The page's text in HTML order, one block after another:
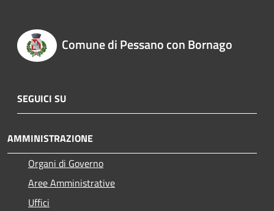
Comune di Pessano con Bornago
SEGUICI SU
AMMINISTRAZIONE
Organi di Governo
Aree Amministrative
Uffici